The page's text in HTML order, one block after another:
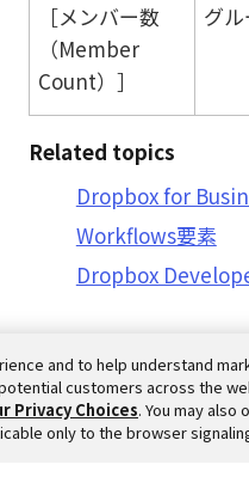
メンバー数
（Member
Count）
グ
Related topics
Dropbox for
Workflows要素
Dropbox
and to help understand
customers across the
Privacy Choices. You may also
only to the browser